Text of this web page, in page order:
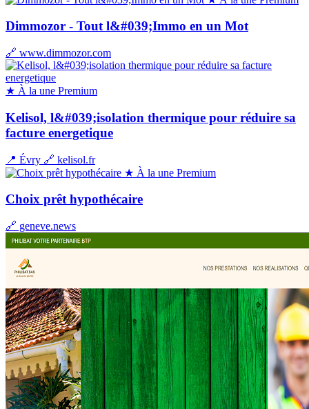
Dimmozor - Tout l&#039;Immo en un Mot
🔗 www.dimmozor.com
★ À la une Premium
Kelisol, l&#039;isolation thermique pour réduire sa
facture energetique
📍 Évry 🔗 kelisol.fr
★ À la une Premium
Choix prêt hypothécaire
🔗 geneve.news